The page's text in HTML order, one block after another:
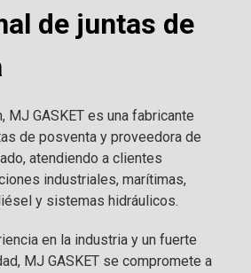
de juntas de
MJ GASKET es una fabricante
de posventa y proveedora de
atendiendo a clientes
industriales, marítimas,
y sistemas hidráulicos.
en la industria y un fuerte
MJ GASKET se compromete a